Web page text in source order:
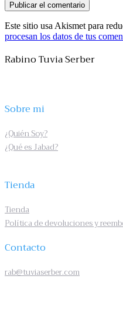
Este sitio usa Akismet para
procesan los datos de tus
Rabino Tuvia Serber
Sobre mi
¿Quién Soy?
¿Qué es Jabad?
Tienda
Tienda
Política de devoluciones y
Contacto
rab@tuviaserber.com